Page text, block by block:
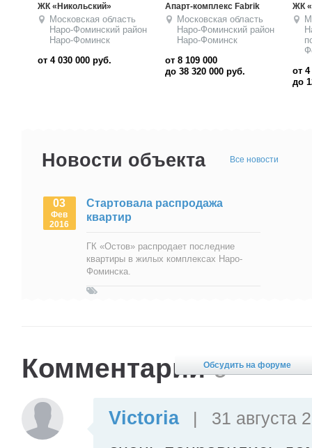
ЖК «Воскресенский»
Московская область
Наро-Фоминский район
поселок Наро-
ЖК «Дом на Рижской»
Московская область
Наро-Фоминский район
Наро-Фоминск
от 3 000 000руб.
ЖК
Новости объекта Все новости
03
Фев
2016
Стартовала распродажа
квартир
ГК «Остов» распродает последние
квартиры в жилых комплексах Наро-
Фоминска.
Обсудить на форуме
Комментарии9
Victoria | 31 августа